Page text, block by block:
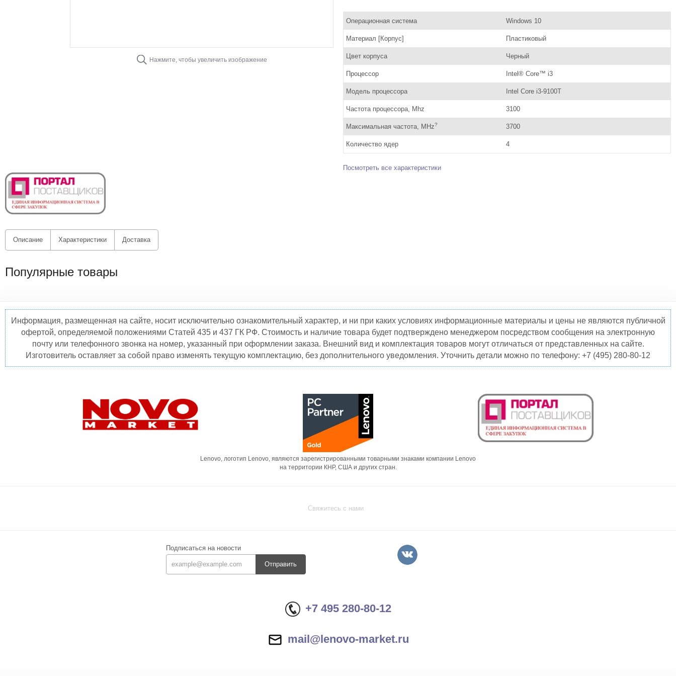
Нажмите, чтобы увеличить изображение
Операционная система Windows 10
Материал [Корпус] Пластиковый
Цвет корпуса Черный
Процессор Intel® Core™ i3
Модель процессора Intel Core i3-9100T
Частота процессора, Mhz 3100
Максимальная частота, MHz? 3700
Количество ядер 4
Посмотреть все характеристики
Описание Характеристики Доставка
Популярные товары
Информация, размещенная на сайте, носит исключительно ознакомительный характер, и ни при каких условиях информационные материалы и цены не являются публичной
офертой, определяемой положениями Статей 435 и 437 ГК РФ. Стоимость и наличие товара будет подтверждено менеджером посредством сообщения на электронную
почту или телефонного звонка на номер, указанный при оформлении заказа. Внешний вид и комплектация товаров могут отличаться от представленных на сайте.
Изготовитель оставляет за собой право изменять текущую комплектацию, без дополнительного уведомления. Уточнить детали можно по телефону: +7 (495) 280-80-12
Lenovo, логотип Lenovo, являются зарегистрированными товарными знаками компании Lenovo
на территории КНР, США и других стран.
Свяжитесь с нами
Подписаться на новости
Отправить
+7 495 280-80-12
mail@lenovo-market.ru